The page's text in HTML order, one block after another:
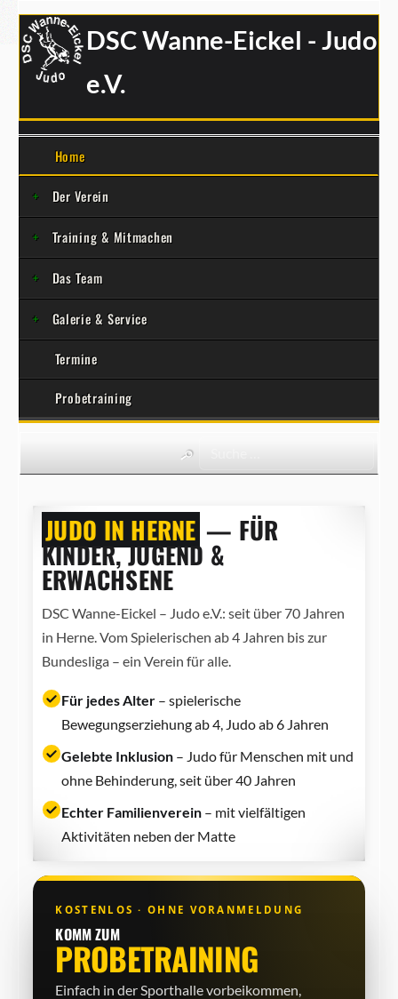
DSC Wanne-Eickel - Judo
e.V.
Home
Der Verein
Training & Mitmachen
Das Team
Galerie & Service
Termine
Probetraining
JUDO IN HERNE — FÜR
KINDER, JUGEND &
ERWACHSENE
DSC Wanne-Eickel – Judo e.V.: seit über 70 Jahren
in Herne. Vom Spielerischen ab 4 Jahren bis zur
Bundesliga – ein Verein für alle.
Für jedes Alter– spielerische
Bewegungserziehung ab 4, Judo ab 6 Jahren
Gelebte Inklusion– Judo für Menschen mit und
ohne Behinderung, seit über 40 Jahren
Echter Familienverein– mit vielfältigen
Aktivitäten neben der Matte
KOSTENLOS · OHNE VORANMELDUNG
KOMM ZUM
PROBETRAINING
Einfach in der Sporthalle vorbeikommen,